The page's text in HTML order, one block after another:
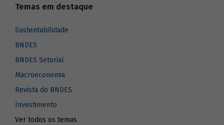
Temas em destaque
Sustentabilidade
BNDES
BNDES Setorial
Macroeconomia
Revista do BNDES
Investimento
Ver todos os temas